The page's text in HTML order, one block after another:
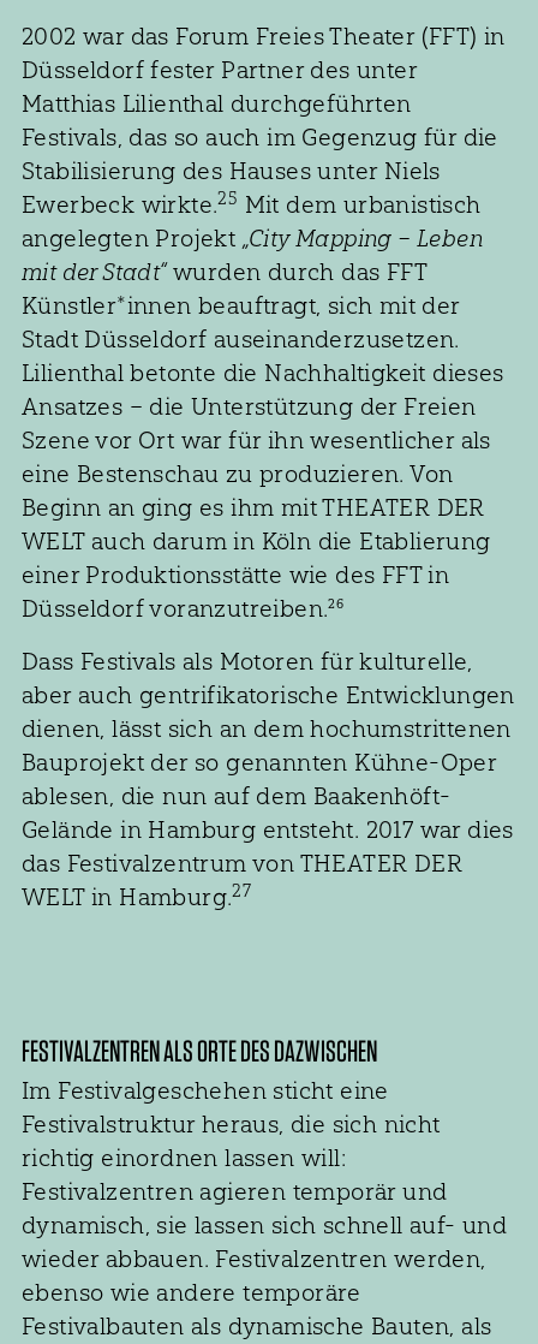
2002 war das Forum Freies Theater (FFT) in
Düsseldorf fester Partner des unter
Matthias Lilienthal durchgeführten
Festivals, das so auch im Gegenzug für die
Stabilisierung des Hauses unter Niels
Ewerbeck wirkte.25 Mit dem urbanistisch
angelegten Projekt „City Mapping – Leben
mit der Stadt“wurden durch das FFT
Künstler*innen beauftragt, sich mit der
Stadt Düsseldorf auseinanderzusetzen.
Lilienthal betonte die Nachhaltigkeit dieses
Ansatzes – die Unterstützung der Freien
Szene vor Ort war für ihn wesentlicher als
eine Bestenschau zu produzieren. Von
Beginn an ging es ihm mit THEATER DER
WELT auch darum in Köln die Etablierung
einer Produktionsstätte wie des FFT in
Düsseldorf voranzutreiben.26
Dass Festivals als Motoren für kulturelle,
aber auch gentrifikatorische Entwicklungen
dienen, lässt sich an dem hochumstrittenen
Bauprojekt der so genannten Kühne-Oper
ablesen, die nun auf dem Baakenhöft-
Gelände in Hamburg entsteht. 2017 war dies
das Festivalzentrum von THEATER DER
WELT in Hamburg.27
FESTIVALZENTREN ALS ORTE DES DAZWISCHEN
Im Festivalgeschehen sticht eine
Festivalstruktur heraus, die sich nicht
richtig einordnen lassen will:
Festivalzentren agieren temporär und
dynamisch, sie lassen sich schnell auf- und
wieder abbauen. Festivalzentren werden,
ebenso wie andere temporäre
Festivalbauten als dynamische Bauten, als